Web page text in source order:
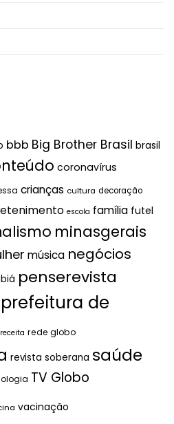
bbb Big Brother Brasil brasil
coronavírus
crianças cultura decoração
escola família futel
minasgerais
música negócios
penserevista
prefeitura de
receita rede globo
revista soberana saúde
TV Globo
vacinação